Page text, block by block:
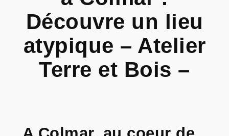
Découvre un lieu
atypique – Atelier
Terre et Bois –